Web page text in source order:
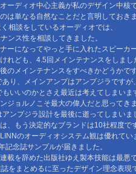
ーディオ中心主義が私のデザイン中核
は単なる自然なことだと言明しておき
相談をしているオーディオでは、
ンス性を相談してきました。
ーになってやっと手に入れたスピーカ
れども、4.5回メインテナンスをしまし
のメインテナンスをすべきかどうかで
り、メインアンプはアンプジラですが
もいいのかとさえ最近は考えてしまいま
ジョルノこそ最大の偉人だと思ってき
ンプジラ設計を最後に逝ってしまいま
、もう決定的なブランドは10社程度で
のオーディオシステム観は優れてい
記念誌サンプルが届きました。
載を辞めた出版社ゆえ製本技能は最悪
をまとめるに至ったデザイン理念表現